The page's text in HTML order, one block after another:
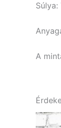
Súlya:
A